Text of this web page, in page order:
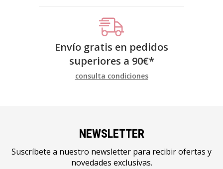
Envío gratis en pedidos
superiores a 90€*
consulta condiciones
NEWSLETTER
Suscríbete a nuestro newsletter para recibir ofertas y
novedades exclusivas.